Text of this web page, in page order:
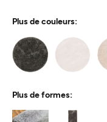
Plus de couleurs:
Plus de formes: